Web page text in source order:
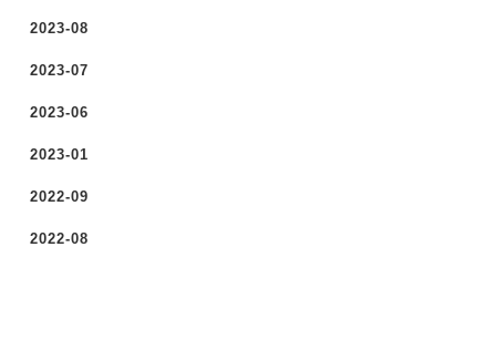
2023-08
2023-07
2023-06
2023-01
2022-09
2022-08